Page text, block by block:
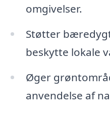
omgivelser.
Støtter
beskytte lokale
Øger
anvendelse af